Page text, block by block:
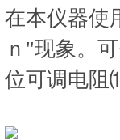
在本仪器使
ｎ"现象
位可调电阻